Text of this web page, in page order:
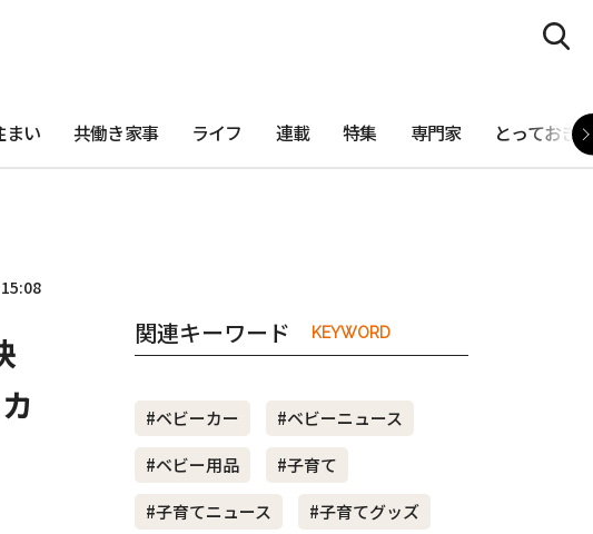
まい 共働き家事 ライフ 連載 特集 専門家 とっておき
関連キーワード KEYWORD
#ベビーカー
#ベビーニュース
#ベビー用品
#子育て
#子育てニュース
#子育てグッズ